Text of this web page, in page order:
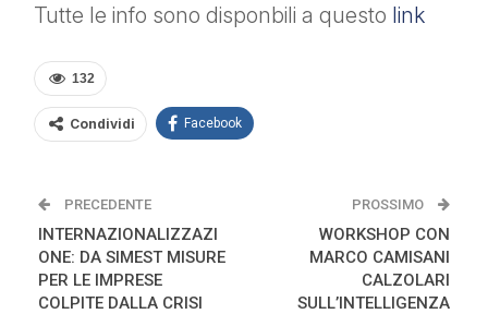
Tutte le info sono disponbili a questo link
132
Condividi Facebook
PRECEDENTE
INTERNAZIONALIZZAZI
ONE: DA SIMEST MISURE
PER LE IMPRESE
COLPITE DALLA CRISI
PROSSIMO
WORKSHOP CON
MARCO CAMISANI
CALZOLARI
SULL’INTELLIGENZA